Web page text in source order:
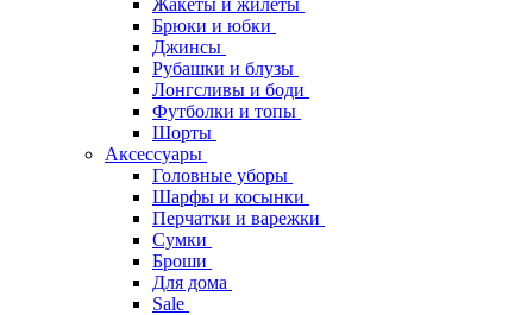
Жакеты и жилеты
Брюки и юбки
Джинсы
Рубашки и блузы
Лонгсливы и боди
Футболки и топы
Шорты
Аксессуары
Головные уборы
Шарфы и косынки
Перчатки и варежки
Сумки
Броши
Для дома
Sale